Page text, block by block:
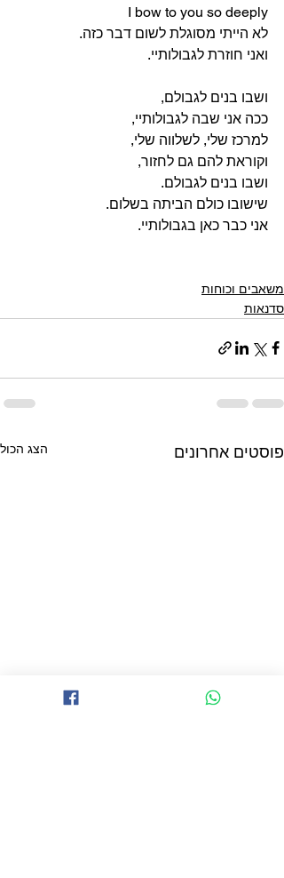
I bow to you so deeply
לא הייתי מסוגלת לשום דבר כזה.
ואני חוזרת לגבולותיי.
ושבו בנים לגבולם,
ככה אני שבה לגבולותיי,
למרכז שלי, לשלווה שלי,
וקוראת להם גם לחזור,
ושבו בנים לגבולם.
שישובו כולם הביתה בשלום.
אני כבר כאן בגבולותיי.
משאבים וכוחות
סדנאות
פוסטים אחרונים הצג הכול